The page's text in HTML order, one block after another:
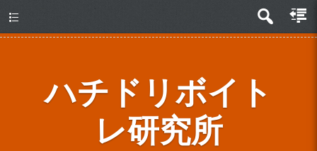
ハチドリボイト
レ研究所